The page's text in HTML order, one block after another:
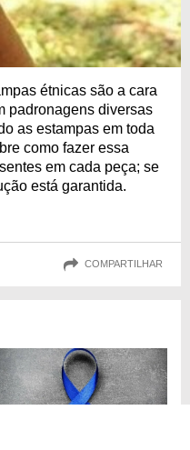
étnicas são a cara
padronagens diversas
as estampas em toda
como fazer essa
em cada peça; se
está garantida.
COMPARTILHAR